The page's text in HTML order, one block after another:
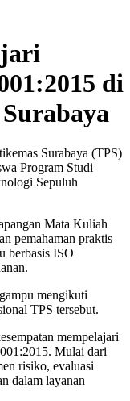
di
Surabaya (TPS)
Program Studi
Sepuluh
Mata Kuliah
pemahaman praktis
berbasis ISO
mengikuti
TPS tersebut.
mempelajari
Mulai dari
risiko, evaluasi
dalam layanan